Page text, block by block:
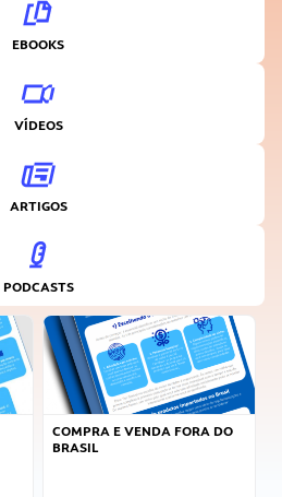
EBOOKS
VÍDEOS
ARTIGOS
PODCASTS
COMPRA E VENDA FORA DO
BRASIL